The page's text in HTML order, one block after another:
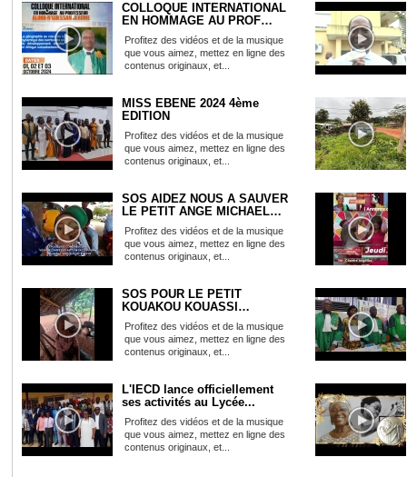
COLLOQUE INTERNATIONAL
EN HOMMAGE AU PROF
ALOKO N'...
Profitez des vidéos et de la musique
que vous aimez, mettez en ligne des
contenus originaux, et...
MISS EBENE 2024 4ème
EDITION
Profitez des vidéos et de la musique
que vous aimez, mettez en ligne des
contenus originaux, et...
SOS AIDEZ NOUS A SAUVER
LE PETIT ANGE MICHAEL
VICT...
Profitez des vidéos et de la musique
que vous aimez, mettez en ligne des
contenus originaux, et...
SOS POUR LE PETIT
KOUAKOU KOUASSI
ATTEINT D'UNE TU...
Profitez des vidéos et de la musique
que vous aimez, mettez en ligne des
contenus originaux, et...
L'IECD lance officiellement
ses activités au Lycée...
Profitez des vidéos et de la musique
que vous aimez, mettez en ligne des
contenus originaux, et...